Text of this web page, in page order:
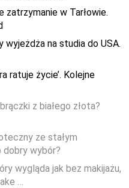
zatrzymanie w Tarłowie.
wyjeżdża na studia do USA.
ratuje życie’. Kolejne
z białego złota?
ze stałym
wybór?
wygląda jak bez makijażu,
…